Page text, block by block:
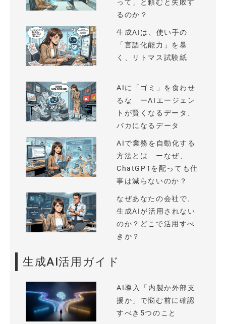
って」と頼むと失敗す
るのか？
生成AIは、使い手の
「言語化能力」を暴
く、リトマス試験紙
AIに「ゴミ」を食わせ
るな ーAIエージェン
トが賢くなるデータ、
バカになるデータ
AIで業務を自動化する
方法とは ーなぜ、
ChatGPTを配っても仕
事は減らないのか？
なぜあなたの会社で、
生成AIが活用されない
のか？どこで活用すべ
きか？
生成AI活用ガイド
AI導入「内製か外部支
援か」で悩む前に確認
すべき5つのこと